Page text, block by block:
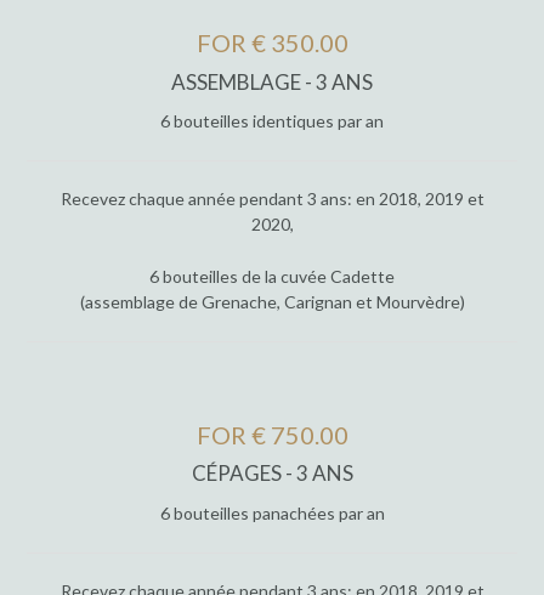
FOR € 350.00
ASSEMBLAGE - 3 ANS
6 bouteilles identiques par an
Recevez chaque année pendant 3 ans: en 2018, 2019 et
2020,
6 bouteilles de la cuvée Cadette
(assemblage de Grenache, Carignan et Mourvèdre)
FOR € 750.00
CÉPAGES - 3 ANS
6 bouteilles panachées par an
Recevez chaque année pendant 3 ans: en 2018, 2019 et